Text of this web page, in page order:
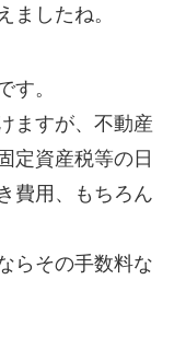
ましたね。
す。
ますが、不動産
定資産税等の日
費用、もちろん
らその手数料な